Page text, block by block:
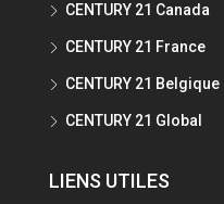
CENTURY 21 Canada
CENTURY 21 France
CENTURY 21 Belgique
CENTURY 21 Global
LIENS UTILES